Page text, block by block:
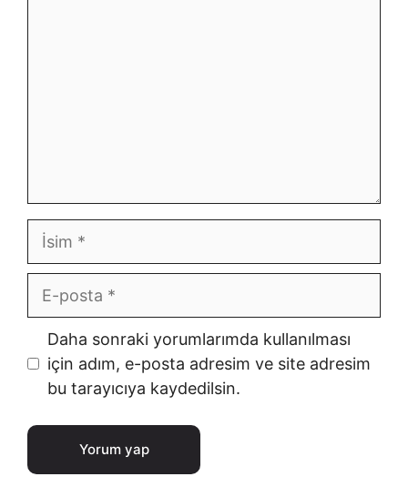
İsim
E-
posta
İnternet
sitesi
Daha sonraki yorumlarımda kullanılması
için adım, e-posta adresim ve site adresim
bu tarayıcıya kaydedilsin.